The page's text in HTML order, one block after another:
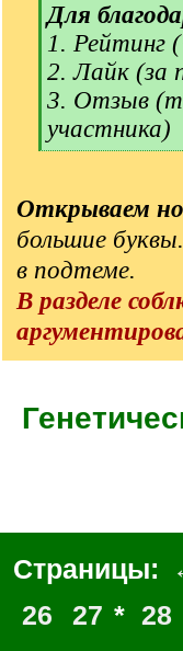
Для
1. Рейтинг
2. Лайк (за
3. Отзыв
участника)
[
]
Открываем
большие
в подтеме.
В разделе
Страницы:
26
27 * 28